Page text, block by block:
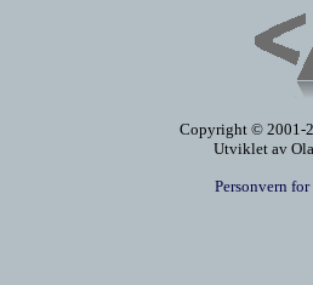
Copyright © 2001-
Utviklet av
Personvern